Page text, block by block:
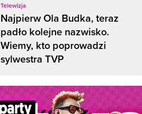
Telewizja
Najpierw Ola Budka, teraz
padło kolejne nazwisko.
Wiemy, kto poprowadzi
sylwestra TVP